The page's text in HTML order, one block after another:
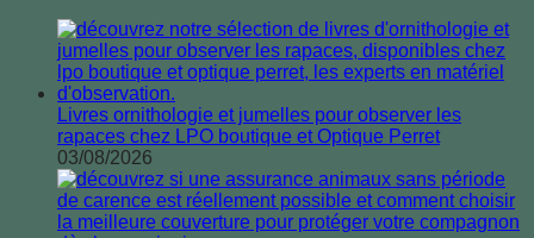
Livres ornithologie et jumelles pour observer les
rapaces chez LPO boutique et Optique Perret
03/08/2026